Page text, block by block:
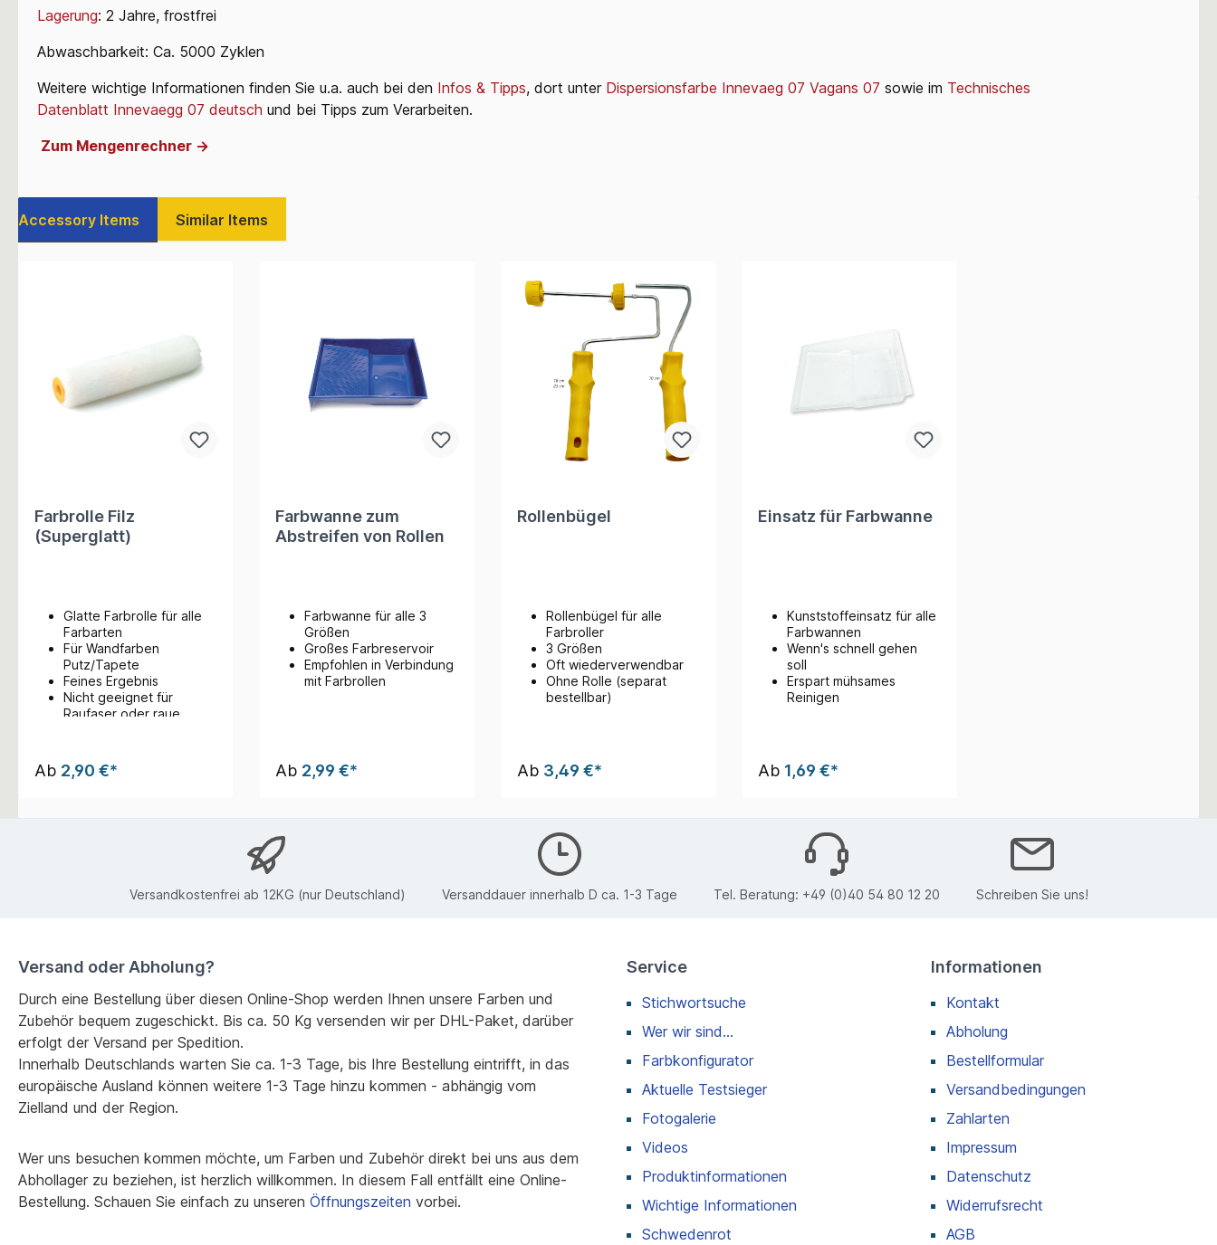
Lagerung: 2 Jahre, frostfrei
Abwaschbarkeit: Ca. 5000 Zyklen
Weitere wichtige Informationen finden Sie u.a. auch bei den Infos & Tipps, dort unter Dispersionsfarbe Innevaeg 07 Vagans 07 sowie im Technisches
Datenblatt Innevaegg 07 deutsch und bei Tipps zum Verarbeiten.
Zum Mengenrechner ->
Accessory Items Similar Items
Farbrolle Filz
(Superglatt)
Glatte Farbrolle für alle
Farbarten
Für Wandfarben
Putz/Tapete
Feines Ergebnis
Nicht geeignet für
Raufaser oder raue
Ab 2,90 €*
Farbwanne zum
Abstreifen von Rollen
Farbwanne für alle 3
Größen
Großes Farbreservoir
Empfohlen in Verbindung
mit Farbrollen
Ab 2,99 €*
Rollenbügel
Rollenbügel für alle
Farbroller
3 Größen
Oft wiederverwendbar
Ohne Rolle (separat
bestellbar)
Ab 3,49 €*
Einsatz für Farbwanne
Kunststoffeinsatz für alle
Farbwannen
Wenn's schnell gehen
soll
Erspart mühsames
Reinigen
Ab 1,69 €*
Versandkostenfrei ab 12KG (nur Deutschland) Versanddauer innerhalb D ca. 1-3 Tage Tel. Beratung: +49 (0)40 54 80 12 20 Schreiben Sie uns!
Versand oder Abholung?
Durch eine Bestellung über diesen Online-Shop werden Ihnen unsere Farben und
Zubehör bequem zugeschickt. Bis ca. 50 Kg versenden wir per DHL-Paket, darüber
erfolgt der Versand per Spedition.
Innerhalb Deutschlands warten Sie ca. 1-3 Tage, bis Ihre Bestellung eintrifft, in das
europäische Ausland können weitere 1-3 Tage hinzu kommen - abhängig vom
Zielland und der Region.
Wer uns besuchen kommen möchte, um Farben und Zubehör direkt bei uns aus dem
Abhollager zu beziehen, ist herzlich willkommen. In diesem Fall entfällt eine Online-
Bestellung. Schauen Sie einfach zu unseren Öffnungszeiten vorbei.
Service
Stichwortsuche
Wer wir sind...
Farbkonfigurator
Aktuelle Testsieger
Fotogalerie
Videos
Produktinformationen
Wichtige Informationen
Schwedenrot
Informationen
Kontakt
Abholung
Bestellformular
Versandbedingungen
Zahlarten
Impressum
Datenschutz
Widerrufsrecht
AGB